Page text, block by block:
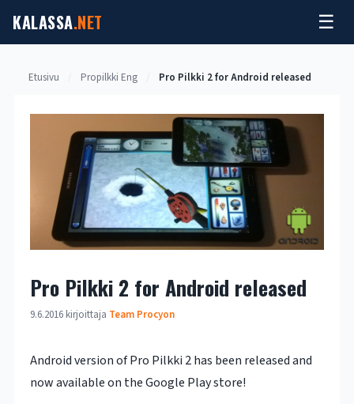
sisältöön
KALASSA.NET ☰
Etusivu Propilkki Eng Pro Pilkki 2 for Android released
Pro Pilkki 2 for Android released
9.6.2016 kirjoittaja Team Procyon
Android version of Pro Pilkki 2 has been released and
now available on the Google Play store!